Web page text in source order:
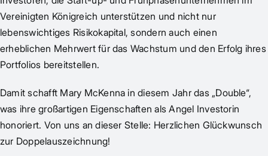
Vereinigten Königreich unterstützen und nicht nur
lebenswichtiges Risikokapital, sondern auch einen
erheblichen Mehrwert für das Wachstum und den Erfolg ihres
Portfolios bereitstellen.
Damit schafft Mary McKenna in diesem Jahr das „Double“,
was ihre großartigen Eigenschaften als Angel Investorin
honoriert. Von uns an dieser Stelle: Herzlichen Glückwunsch
zur Doppelauszeichnung!